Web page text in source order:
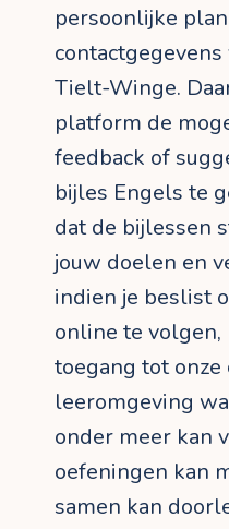
persoonlijke
Tielt-Winge.
platform de
feedback of
bijles Engels te
dat de bijlessen
jouw doelen en
indien je beslist
online te
toegang tot onze
leeromgeving
onder meer kan
oefeningen kan
samen kan